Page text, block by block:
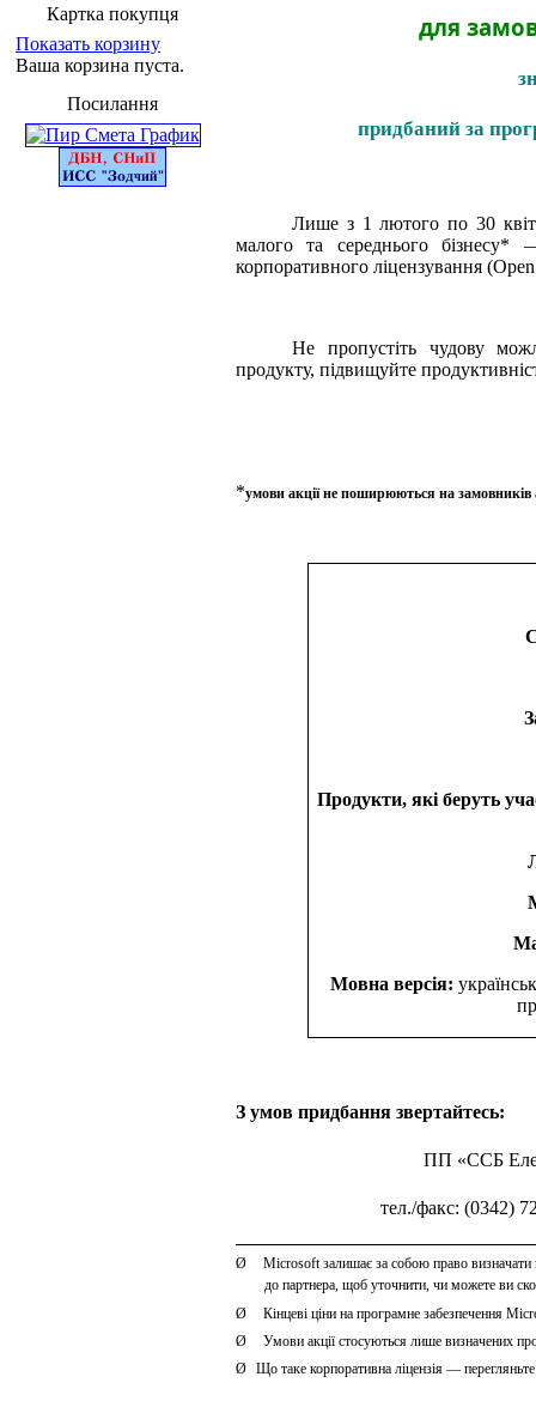
Картка покупця
Показать корзину
Ваша корзина пуста.
Посилання
для
придбаний за
Лише з 1 лютого по 30
малого та середнього
корпоративного ліцензування
Не пропустіть чудову
продукту, підвищуйте
*умови акції не поширюються на замовників
Продукти, які беруть
Мовна версія:
З умов придбання звертайтесь:
ПП «ССБ
тел./факс: (0342)
Ø
Microsoft залишає за собою право визначати
до партнера, щоб уточнити, чи можете ви
Ø
Кінцеві ціни на програмне забезпечення
Ø
Умови акції стосуються лише визначених
Ø Що таке корпоративна ліцензія —